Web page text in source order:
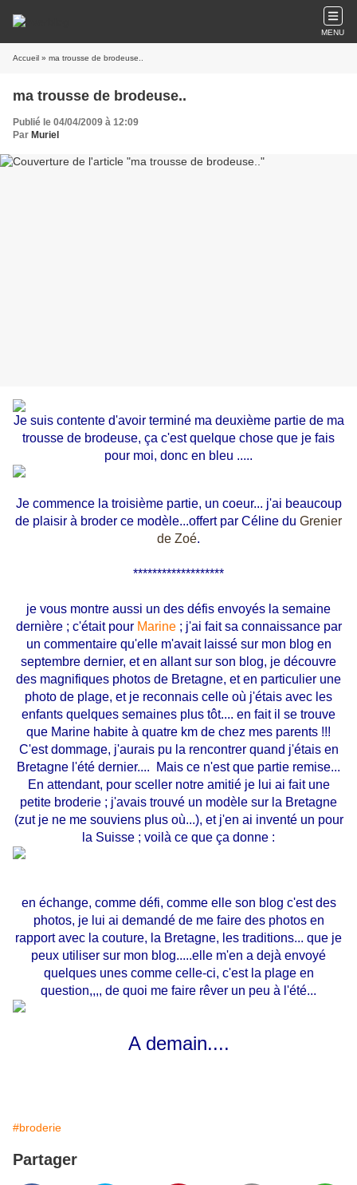
MENU
Accueil » ma trousse de brodeuse..
ma trousse de brodeuse..
Publié le 04/04/2009 à 12:09
Par Muriel
Je suis contente d'avoir terminé ma deuxième partie de ma
trousse de brodeuse, ça c'est quelque chose que je fais
pour moi, donc en bleu .....
Je commence la troisième partie, un coeur... j'ai beaucoup
de plaisir à broder ce modèle...offert par Céline du Grenier
de Zoé.
*******************
je vous montre aussi un des défis envoyés la semaine
dernière ; c'était pour Marine; j'ai fait sa connaissance par
un commentaire qu'elle m'avait laissé sur mon blog en
septembre dernier, et en allant sur son blog, je découvre
des magnifiques photos de Bretagne, et en particulier une
photo de plage, et je reconnais celle où j'étais avec les
enfants quelques semaines plus tôt.... en fait il se trouve
que Marine habite à quatre km de chez mes parents !!!
C'est dommage, j'aurais pu la rencontrer quand j'étais en
Bretagne l'été dernier.... Mais ce n'est que partie remise...
En attendant, pour sceller notre amitié je lui ai fait une
petite broderie ; j'avais trouvé un modèle sur la Bretagne
(zut je ne me souviens plus où...), et j'en ai inventé un pour
la Suisse ; voilà ce que ça donne :
en échange, comme défi, comme elle son blog c'est des
photos, je lui ai demandé de me faire des photos en
rapport avec la couture, la Bretagne, les traditions... que je
peux utiliser sur mon blog.....elle m'en a dejà envoyé
quelques unes comme celle-ci, c'est la plage en
question,,,, de quoi me faire rêver un peu à l'été...
A demain....
#broderie
Partager